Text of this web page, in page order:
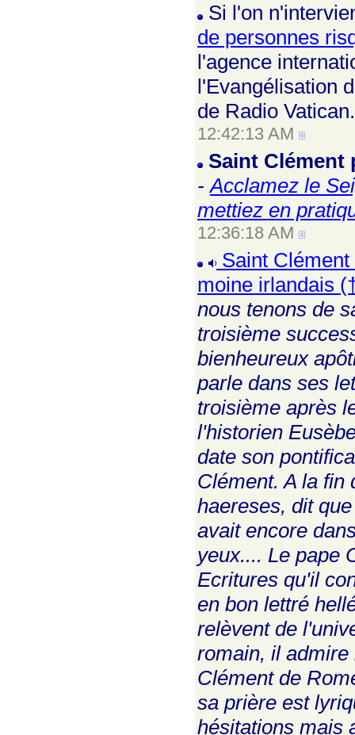
Si l'on
de personnes
l'agence
l'Evangélisation
de Radio Vatican.
12:42:13 AM
Saint Clément
-Acclamez le
mettiez en
12:36:18 AM
Saint
moine irlandais
nous tenons de
troisième
bienheureux
parle dans ses
troisième après
l'historien
date son
Clément. A la fin
haereses, dit
avait encore
yeux.... Le pape
Ecritures qu'il
en bon lettré
relèvent de
romain, il admire
Clément de
sa prière est
hésitations mais